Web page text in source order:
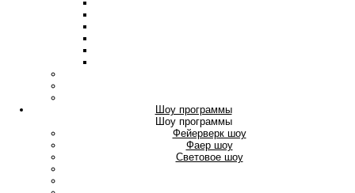
Шоу программы
Шоу программы
Фейерверк шоу
Фаер шоу
Световое шоу